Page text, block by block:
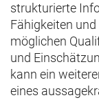
strukturierte
Fähigkeiten
möglichen
und
kann ein
eines